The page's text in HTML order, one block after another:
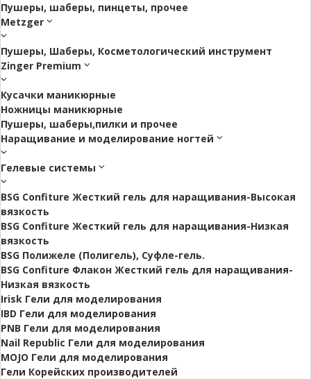
Пушеры, шаберы, пинцеты, прочее
Metzger
Пушеры, Шаберы, Косметологический инструмент
Zinger Premium
Кусачки маникюрные
Ножницы маникюрные
Пушеры, шаберы,пилки и прочее
Наращивание и моделирование ногтей
Гелевые системы
BSG Confiture Жесткий гель для наращивания-Высокая
вязкость
BSG Confiture Жесткий гель для наращивания-Низкая
вязкость
BSG Полижеле (Полигель), Суфле-гель.
BSG Confiture Флакон Жесткий гель для наращивания-
Низкая вязкость
Irisk Гели для моделирования
IBD Гели для моделирования
PNB Гели для моделирования
Nail Republic Гели для моделирования
MOJO Гели для моделирования
Гели Корейских производителей